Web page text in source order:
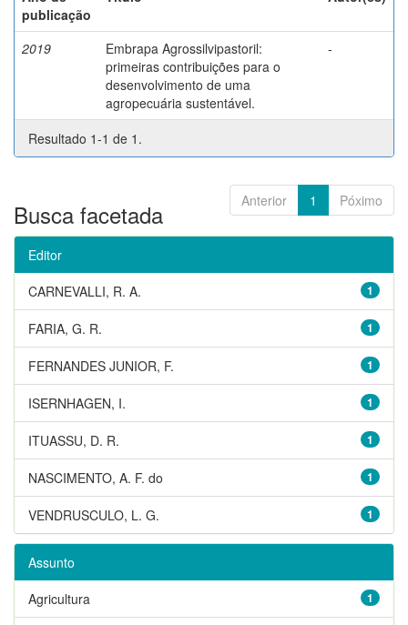
publicação
2019
Embrapa Agrossilvipastoril:
primeiras contribuições para o
desenvolvimento de uma
agropecuária sustentável.
-
Resultado 1-1 de 1.
Anterior 1 Póximo
Busca facetada
Editor
1
CARNEVALLI, R. A.
1
FARIA, G. R.
1
FERNANDES JUNIOR, F.
1
ISERNHAGEN, I.
1
ITUASSU, D. R.
1
NASCIMENTO, A. F. do
1
VENDRUSCULO, L. G.
Assunto
1
Agricultura